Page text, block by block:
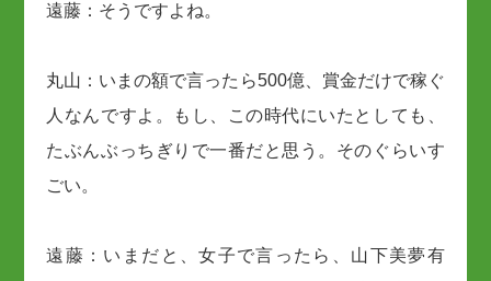
遠藤：そうですよね。
丸山：いまの額で言ったら500億、賞金だけで稼ぐ
人なんですよ。もし、この時代にいたとしても、
たぶんぶっちぎりで一番だと思う。そのぐらいす
ごい。
遠藤：いまだと、女子で言ったら、山下美夢有